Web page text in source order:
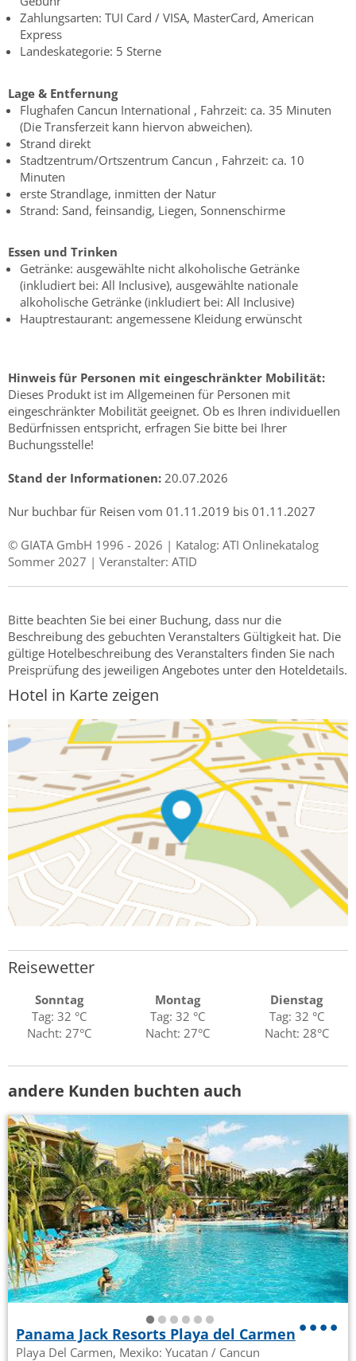
Zahlungsarten: TUI Card / VISA, MasterCard, American
Express
Landeskategorie: 5 Sterne
Lage & Entfernung
Flughafen Cancun International , Fahrzeit: ca. 35 Minuten
(Die Transferzeit kann hiervon abweichen).
Strand direkt
Stadtzentrum/Ortszentrum Cancun , Fahrzeit: ca. 10
Minuten
erste Strandlage, inmitten der Natur
Strand: Sand, feinsandig, Liegen, Sonnenschirme
Essen und Trinken
Getränke: ausgewählte nicht alkoholische Getränke
(inkludiert bei: All Inclusive), ausgewählte nationale
alkoholische Getränke (inkludiert bei: All Inclusive)
Hauptrestaurant: angemessene Kleidung erwünscht
Hinweis für Personen mit eingeschränkter Mobilität:
Dieses Produkt ist im Allgemeinen für Personen mit
eingeschränkter Mobilität geeignet. Ob es Ihren individuellen
Bedürfnissen entspricht, erfragen Sie bitte bei Ihrer
Buchungsstelle!
Stand der Informationen: 20.07.2026
Nur buchbar für Reisen vom 01.11.2019 bis 01.11.2027
© GIATA GmbH 1996 - 2026 | Katalog: ATI Onlinekatalog
Sommer 2027 | Veranstalter: ATID
Bitte beachten Sie bei einer Buchung, dass nur die
Beschreibung des gebuchten Veranstalters Gültigkeit hat. Die
gültige Hotelbeschreibung des Veranstalters finden Sie nach
Preisprüfung des jeweiligen Angebotes unter den Hoteldetails.
Hotel in Karte zeigen
Reisewetter
Sonntag
Tag: 32 °C
Nacht: 27°C
Montag
Tag: 32 °C
Nacht: 27°C
Dienstag
Tag: 32 °C
Nacht: 28°C
andere Kunden buchten auch
Panama Jack Resorts Playa del Carmen
Playa Del Carmen, Mexiko: Yucatan / Cancun